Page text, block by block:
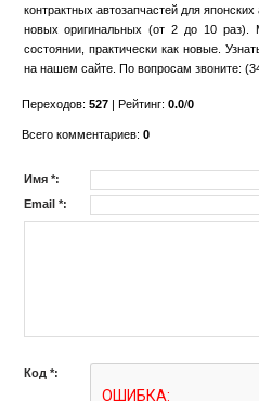
контрактных автозапчастей для
новых оригинальных (от 2 до 10 раз).
состоянии, практически как новые.
на нашем сайте. По вопросам звоните:
Переходов: 527| Рейтинг: 0.0/0
Всего комментариев: 0
Имя *:
Email *:
Код *: